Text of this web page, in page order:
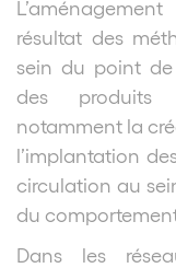
résultat des
sein du point
des produits
notamment la
l’implantation
circulation au
du
Dans les